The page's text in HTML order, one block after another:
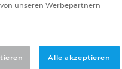
unseren Werbepartnern
Alle akzeptieren